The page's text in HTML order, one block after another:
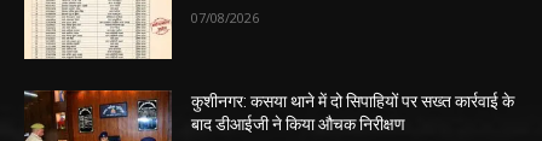
07/08/2026
कुशीनगर: कसया थाने में दो सिपाहियों पर सख्त कार्रवाई के
बाद डीआईजी ने किया औचक निरीक्षण